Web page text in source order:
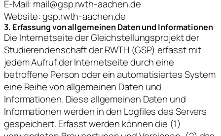
E-Mail: mail@gsp.rwth-aachen.de
Website: gsp.rwth-aachen.de
3. Erfassung von allgemeinen Daten und Informationen
Die Internetseite der Gleichstellungsprojekt der
Studierendenschaft der RWTH (GSP) erfasst mit
jedem Aufruf der Internetseite durch eine
betroffene Person oder ein automatisiertes System
eine Reihe von allgemeinen Daten und
Informationen. Diese allgemeinen Daten und
Informationen werden in den Logfiles des Servers
gespeichert. Erfasst werden können die (1)